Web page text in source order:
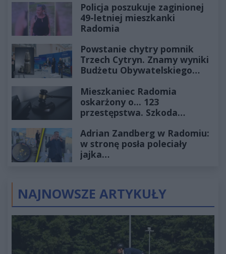
Policja poszukuje zaginionej
49-letniej mieszkanki
Radomia
Powstanie chytry pomnik
Trzech Cytryn. Znamy wyniki
Budżetu Obywatelskiego
Mieszkaniec Radomia
oskarżony o... 123
przestępstwa. Szkoda
złotych
Adrian Zandberg w Radomiu:
w stronę posła poleciały
jajka…
NAJNOWSZE ARTYKUŁY